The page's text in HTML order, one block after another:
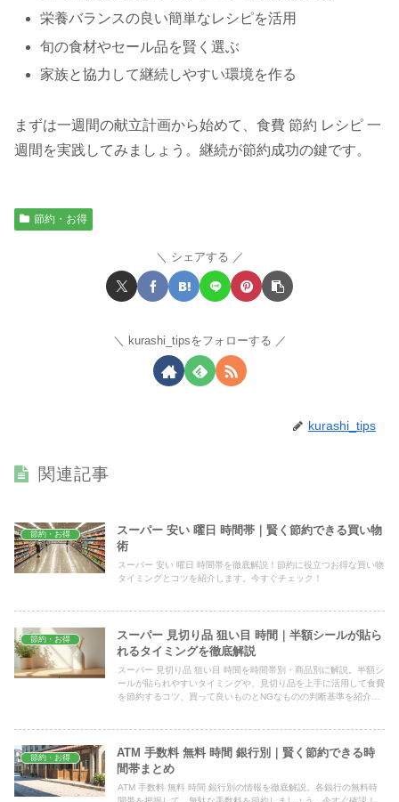
栄養バランスの良い簡単なレシピを活用
旬の食材やセール品を賢く選ぶ
家族と協力して継続しやすい環境を作る
まずは一週間の献立計画から始めて、食費 節約 レシピ 一
週間を実践してみましょう。継続が節約成功の鍵です。
節約・お得
シェアする
kurashi_tipsをフォローする
kurashi_tips
関連記事
節約・お得
スーパー 安い 曜日 時間帯｜賢く節約できる買い物
術
スーパー 安い 曜日 時間帯を徹底解説！節約に役立つお得な買い物
タイミングとコツを紹介します。今すぐチェック！
節約・お得
スーパー 見切り品 狙い目 時間｜半額シールが貼ら
れるタイミングを徹底解説
スーパー 見切り品 狙い目 時間を時間帯別・商品別に解説。半額シ
ールが貼られやすいタイミングや、見切り品を上手に活用して食費
を節約するコツ、買って良いものとNGなものの判断基準を紹介し
節約・お得
ATM 手数料 無料 時間 銀行別｜賢く節約できる時
間帯まとめ
ATM 手数料 無料 時間 銀行別の情報を徹底解説。各銀行の無料時